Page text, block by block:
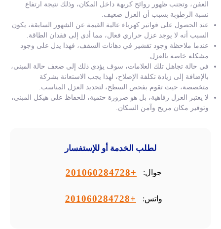
العفن، وتجنب ظهور روائح كريهة داخل المكان، وذلك نتيجة ارتفاع
نسبة الرطوبة بسبب أن العزل ضعيف.
عند الحصول على فواتير كهرباء عالية القيمة عن الشهور السابقة، يكون
السبب أنه لا يوجد عزل حراري فعال، مما أدى إلى فقدان الطاقة.
عندما ملاحظة وجود تقشير في دهانات السقف، فهذا يدل على وجود
مشكلة خاصة بالعزل.
في حالة تجاهل تلك العلامات، سوف يؤدى ذلك إلى ضعف حالة المبنى،
بالإضافة إلى زيادة تكلفة الإصلاح، لهذا يجب الاستعانة بشركة
متخصصة، حيث تقوم بفحص السطح، لتحديد العزل المناسب.
لا يعتبر العزل رفاهية، بل هو ضرورة حتمية، للحفاظ على هيكل المبنى،
وتوفير مكان مريح وآمن السكان.
لطلب الخدمة أو للإستفسار
جوال: +201060284728
واتس: +201060284728